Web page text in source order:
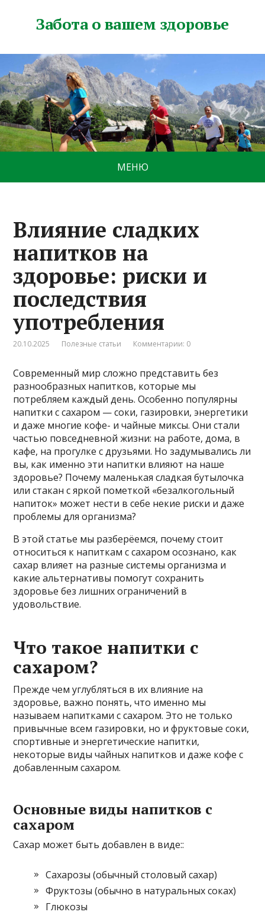
Забота о вашем здоровье
МЕНЮ
Влияние сладких
напитков на
здоровье: риски и
последствия
употребления
20.10.2025 Полезные статьи Комментарии: 0
Современный мир сложно представить без
разнообразных напитков, которые мы
потребляем каждый день. Особенно популярны
напитки с сахаром — соки, газировки, энергетики
и даже многие кофе- и чайные миксы. Они стали
частью повседневной жизни: на работе, дома, в
кафе, на прогулке с друзьями. Но задумывались ли
вы, как именно эти напитки влияют на наше
здоровье? Почему маленькая сладкая бутылочка
или стакан с яркой пометкой «безалкогольный
напиток» может нести в себе некие риски и даже
проблемы для организма?
В этой статье мы разберёемся, почему стоит
относиться к напиткам с сахаром осознано, как
сахар влияет на разные системы организма и
какие альтернативы помогут сохранить
здоровье без лишних ограничений в
удовольствие.
Что такое напитки с
сахаром?
Прежде чем углубляться в их влияние на
здоровье, важно понять, что именно мы
называем напитками с сахаром. Это не только
привычные всем газировки, но и фруктовые соки,
спортивные и энергетические напитки,
некоторые виды чайных напитков и даже кофе с
добавленным сахаром.
Основные виды напитков с
сахаром
Сахар может быть добавлен в виде::
Сахарозы (обычный столовый сахар)
Фруктозы (обычно в натуральных соках)
Глюкозы